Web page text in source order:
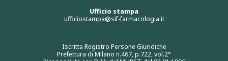
Ufficio stampa
ufficiostampa@sif-farmacologia.it
Iscritta Registro Persone Giuridiche
Prefettura di Milano n.467, p.722, vol.2°